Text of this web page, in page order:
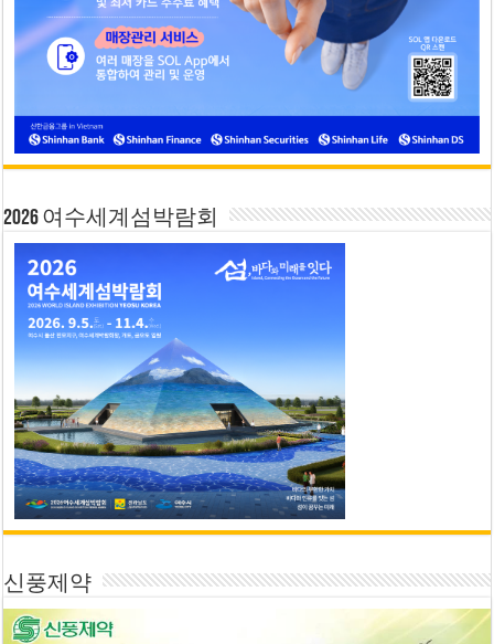
2026 여수세계섬박람회
신풍제약